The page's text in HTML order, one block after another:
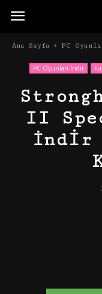
Ana Sayfa PC
PC Oyunları İndir
II
İndir